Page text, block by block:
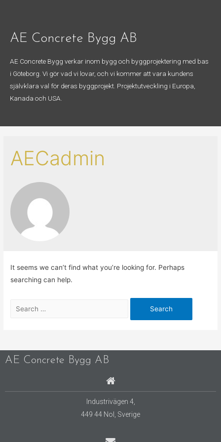
AE Concrete Bygg AB
AE Concrete Bygg verkar inom bygg och byggprojektering med bas
i Göteborg. Vi gör vad vi lovar, och vi kommer att vara kundens
självklara val för deras byggprojekt. Projektutveckling i Europa,
Kanada och USA.
AECadmin
It seems we can’t find what you’re looking for. Perhaps
searching can help.
AE Concrete Bygg AB
Industrivägen 4,
449 44 Nol,
Sverige